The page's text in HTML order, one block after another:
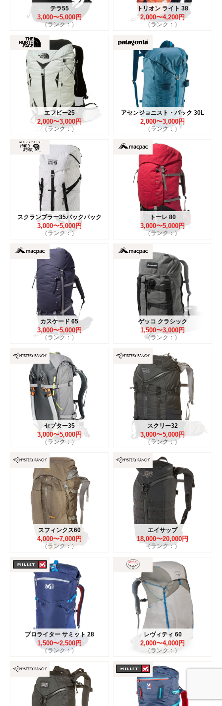
テラ55
3,000〜5,000円
（ランク：）
トリオン ライト 38
2,000〜4,200円
（ランク：）
エフピー25
2,000〜3,000円
（ランク：）
アセンジョニスト・パック 30L
2,000〜3,000円
（ランク：）
スクランブラー35バックパック
3,000〜5,000円
（ランク：）
トーレ 80
3,000〜5,000円
（ランク：）
カスケード 65
3,000〜5,000円
（ランク：）
ゲッコ クラシック
1,500〜3,000円
（ランク：）
セプター35
3,000〜5,000円
（ランク：）
スクリー32
3,000〜5,000円
（ランク：）
スフィンクス60
4,000〜7,000円
（ランク：）
エイサップ
18,000〜20,000円
（ランク：）
プロライター サミット 28
1,500〜2,500円
（ランク：）
レヴィティ 60
2,000〜4,000円
（ランク：）